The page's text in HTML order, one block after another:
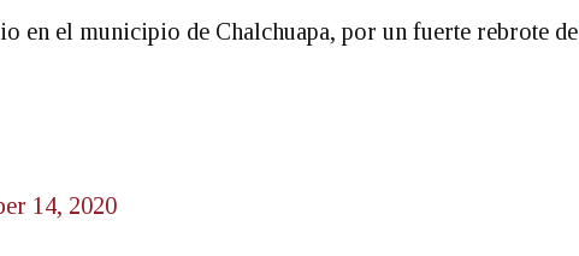
en el municipio de Chalchuapa, por un fuerte rebrote de
14, 2020